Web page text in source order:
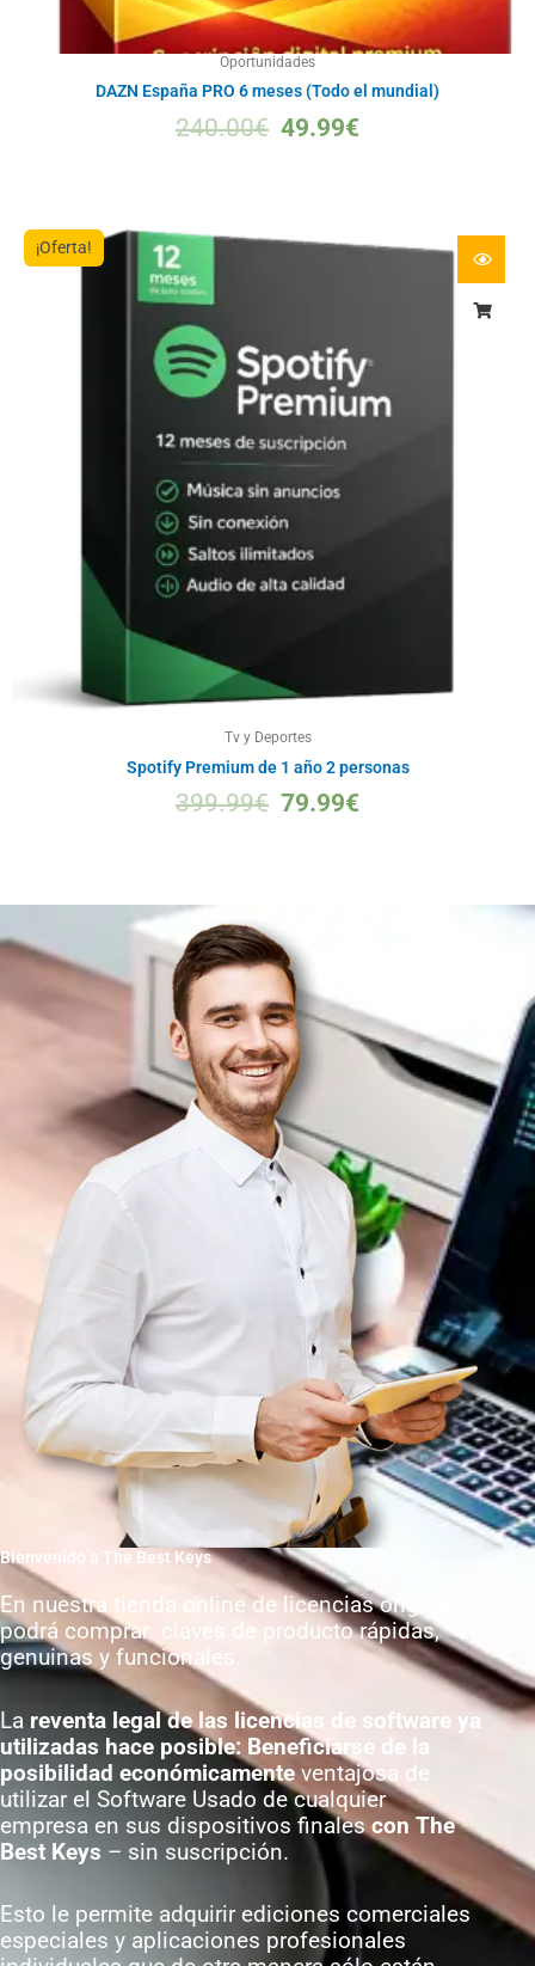
Oportunidades
DAZN España PRO 6 meses (Todo el mundial)
240.00€ 49.99€
¡Oferta!
Tv y Deportes
Spotify Premium de 1 año 2 personas
399.99€ 79.99€
Bienvenido a The Best Keys
En nuestra tienda online de licencias originales
podrá comprar claves de producto rápidas,
genuinas y funcionales.
La reventa legal de las licencias de software ya
utilizadas hace posible: Beneficiarse de la
posibilidad económicamente ventajosa de
utilizar el Software Usado de cualquier
empresa en sus dispositivos finalescon The
Best Keys – sin suscripción.
Esto le permite adquirir ediciones comerciales
especiales y aplicaciones profesionales